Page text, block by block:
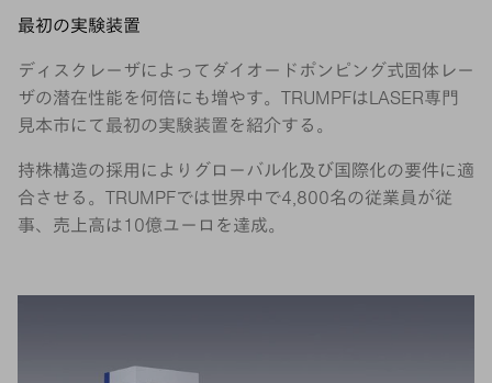
最初の実験装置
ディスクレーザによってダイオードポンピング式固体レー
ザの潜在性能を何倍にも増やす。TRUMPFはLASER専門
見本市にて最初の実験装置を紹介する。
持株構造の採用によりグローバル化及び国際化の要件に適
合させる。TRUMPFでは世界中で4,800名の従業員が従
事、売上高は10億ユーロを達成。